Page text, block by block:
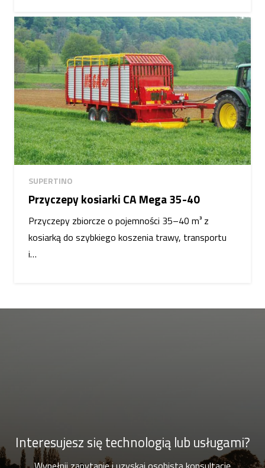
SUPERTINO
Przyczepy kosiarki CA Mega 35-40
Przyczepy zbiorcze o pojemności 35–40 m³ z
kosiarką do szybkiego koszenia trawy, transportu
i…
Interesujesz się technologią lub usługami?